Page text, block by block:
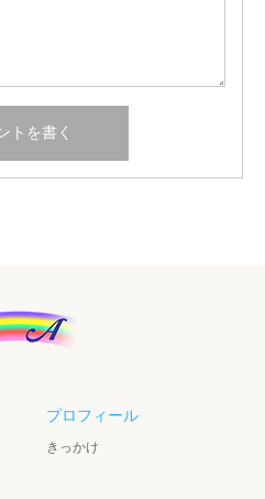
プロフィール
きっかけ